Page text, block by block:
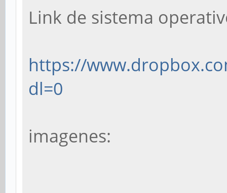
Link de sistema
https://
dl=0
imagenes: